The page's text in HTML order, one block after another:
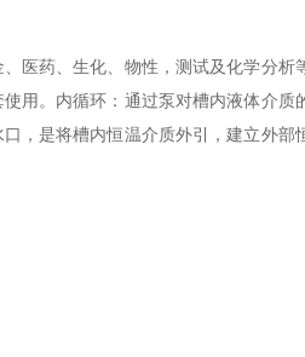
医药、生化、物性，测试及化学分析
用。内循环：通过泵对槽内液体介质
，是将槽内恒温介质外引，建立外部